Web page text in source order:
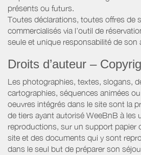
présents ou futurs.
Toutes déclarations, toutes offres de
commercialisés via l’outil de
seule et unique responsabilité de son
Droits d’auteur –
Les photographies, textes, slogans,
cartographies, séquences animées
oeuvres intégrés dans le site sont la
de tiers ayant autorisé WeeBnB à les
reproductions, sur un support papier
site et des documents qui y sont
dans le seul but de préparer son